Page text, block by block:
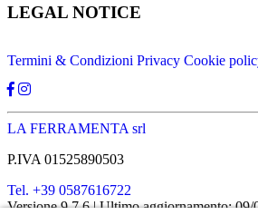
LEGAL NOTICE
Termini & Condizioni Privacy Cookie
LA FERRAMENTA srl
P.IVA 01525890503
Tel. +39 0587616722
Versione 9.7.6 | Ultimo aggiornamento: 09/